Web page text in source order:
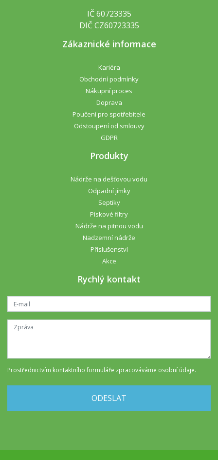
IČ 60723335
DIČ CZ60723335
Zákaznické informace
Kariéra
Obchodní podmínky
Nákupní proces
Doprava
Poučení pro spotřebitele
Odstoupení od smlouvy
GDPR
Produkty
Nádrže na dešťovou vodu
Odpadní jímky
Septiky
Pískové filtry
Nádrže na pitnou vodu
Nadzemní nádrže
Příslušenství
Akce
Rychlý kontakt
Prostřednictvím kontaktního formuláře zpracováváme osobní údaje.
ODESLAT